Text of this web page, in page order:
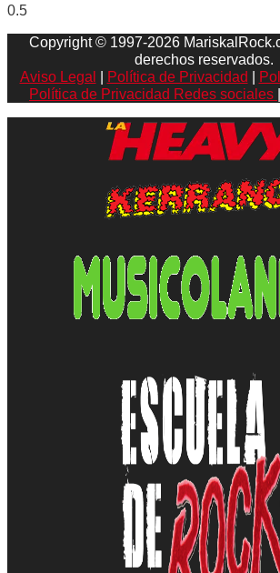
Copyright © 1997-2026
derechos reservados.
Aviso Legal
Política de Privacidad
Política de Privacidad Redes sociales